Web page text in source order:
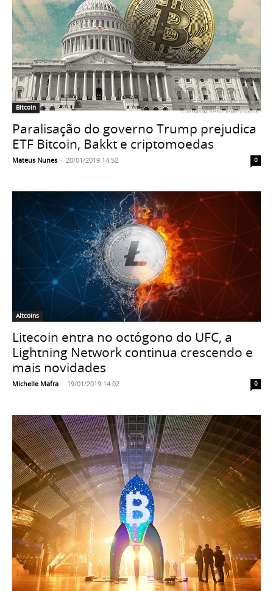
Bitcoin
Paralisação do governo Trump prejudica
ETF Bitcoin, Bakkt e criptomoedas
Mateus Nunes - 20/01/2019 14:52 0
Altcoins
Litecoin entra no octógono do UFC, a
Lightning Network continua crescendo e
mais novidades
Michelle Mafra - 19/01/2019 14:02 0